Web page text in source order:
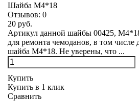
Шайба М4*18
Отзывов: 0
20 руб.
Артикул данной шайбы 00425,
для ремонта чемоданов, в том числе
шайба М4*18. Не уверены, что ...
Купить
Купить в 1 клик
Сравнить